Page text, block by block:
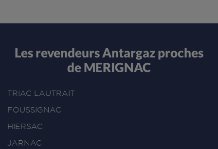
Les revendeurs Antargaz proches
de MERIGNAC
TRIAC LAUTRAIT
FOUSSIGNAC
HIERSAC
JARNAC